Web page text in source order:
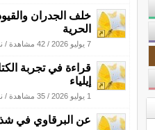
خلف الجدران
الحرية
7 يوليو 2026 / 42 مشاهدة /
قراءة في تجربة
إيلياء
1 يوليو 2026 / 35 مشاهدة /
عن البرقاوي في